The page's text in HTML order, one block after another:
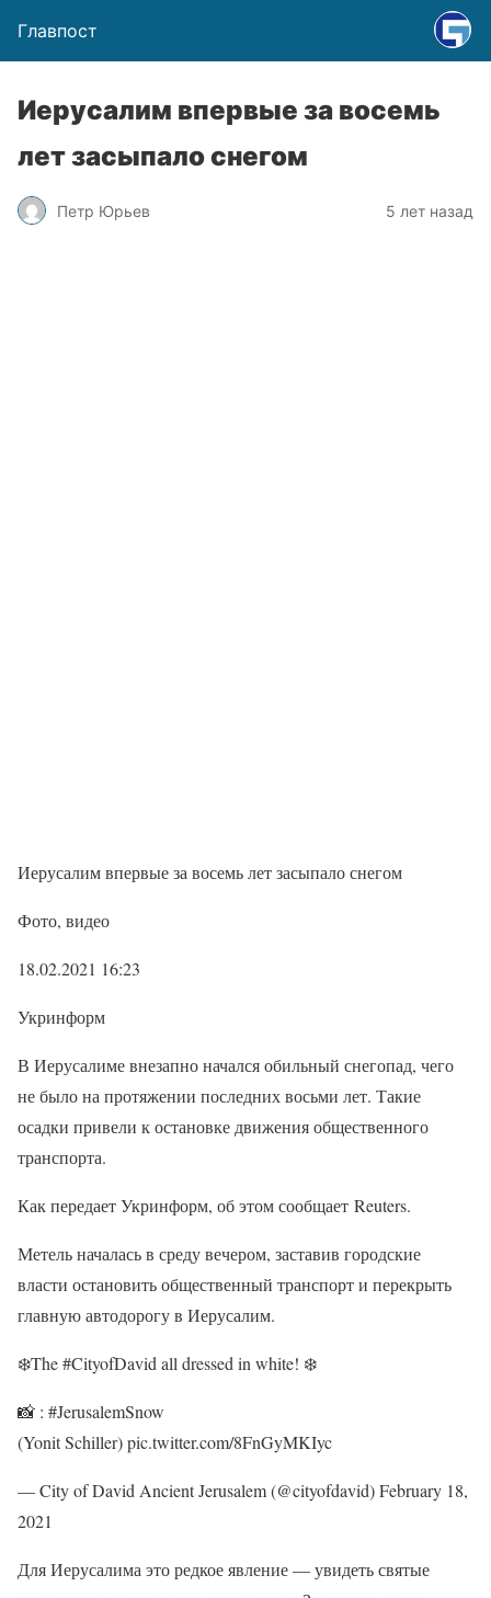
Главпост
Иерусалим впервые за восемь
лет засыпало снегом
Петр Юрьев 5 лет назад
Иерусалим впервые за восемь лет засыпало снегом
Фото, видео
18.02.2021 16:23
Укринформ
В Иерусалиме внезапно начался обильный снегопад, чего
не было на протяжении последних восьми лет. Такие
осадки привели к остановке движения общественного
транспорта.
Как передает Укринформ, об этом сообщает Reuters.
Метель началась в среду вечером, заставив городские
власти остановить общественный транспорт и перекрыть
главную автодорогу в Иерусалим.
❄️The #CityofDavid all dressed in white! ❄️
📸 : #JerusalemSnow
(Yonit Schiller) pic.twitter.com/8FnGyMKIyc
— City of David Ancient Jerusalem (@cityofdavid) February 18,
2021
Для Иерусалима это редкое явление — увидеть святые